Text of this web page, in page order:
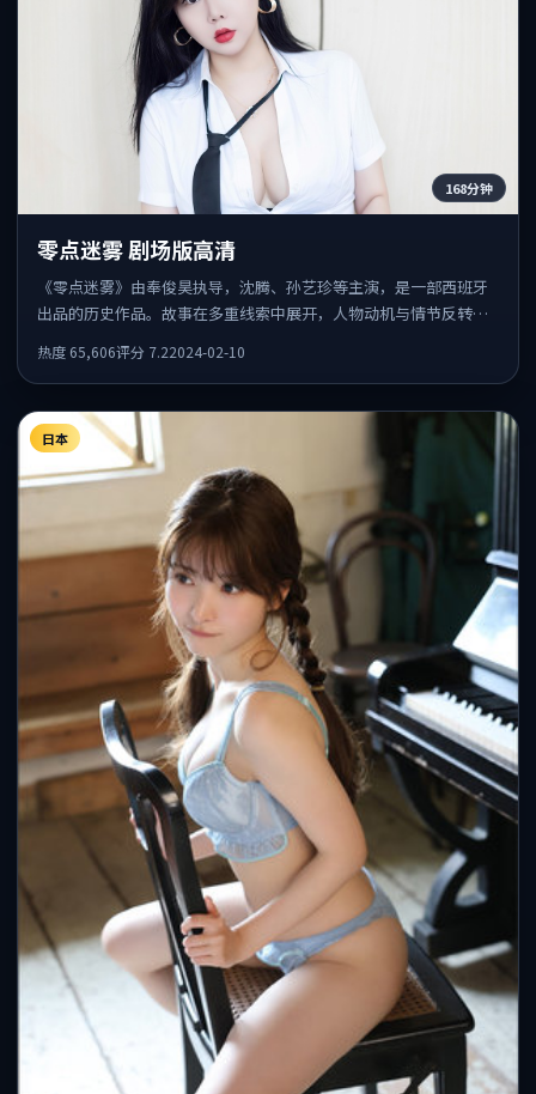
168分钟
零点迷雾 剧场版高清
《零点迷雾》由奉俊昊执导，沈腾、孙艺珍等主演，是一部西班牙
出品的历史作品。故事在多重线索中展开，人物动机与情节反转相
热度 65,606评分 7.22024-02-10
日本